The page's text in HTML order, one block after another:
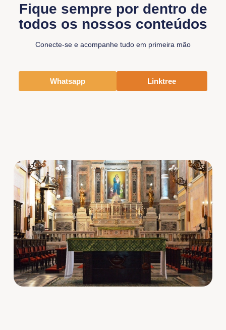
Fique sempre por dentro de
todos os nossos conteúdos
Conecte-se e acompanhe tudo em primeira mão
Whatsapp Linktree